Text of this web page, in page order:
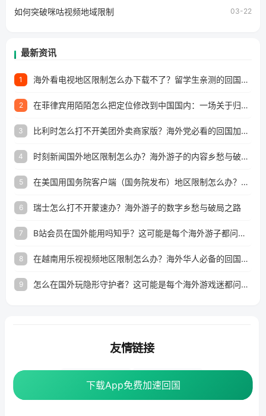
如何突破咪咕视频地域限制 03-22
最新资讯
1 海外看电视地区限制怎么办下载不了？留学生亲测的回国加速方案（附2026世界杯观赛技巧）
2 在菲律宾用陌陌怎么把定位修改到中国国内：一场关于归属感与连接的探索
3 比利时怎么打不开美团外卖商家版？海外党必看的回国加速全攻略
4 时刻新闻国外地区限制怎么办？海外游子的内容乡愁与破局之路
5 在美国用国务院客户端（国务院发布）地区限制怎么办？3步解决海外看国内内容难题
6 瑞士怎么打不开蒙速办？海外游子的数字乡愁与破局之路
7 B站会员在国外能用吗知乎？这可能是每个海外游子都问过的问题
8 在越南用乐视视频地区限制怎么办？海外华人必备的回国加速攻略
9 怎么在国外玩隐形守护者？这可能是每个海外游戏迷都问过的问题
下载App免费加速回国
下载App免费加速回国
友情链接